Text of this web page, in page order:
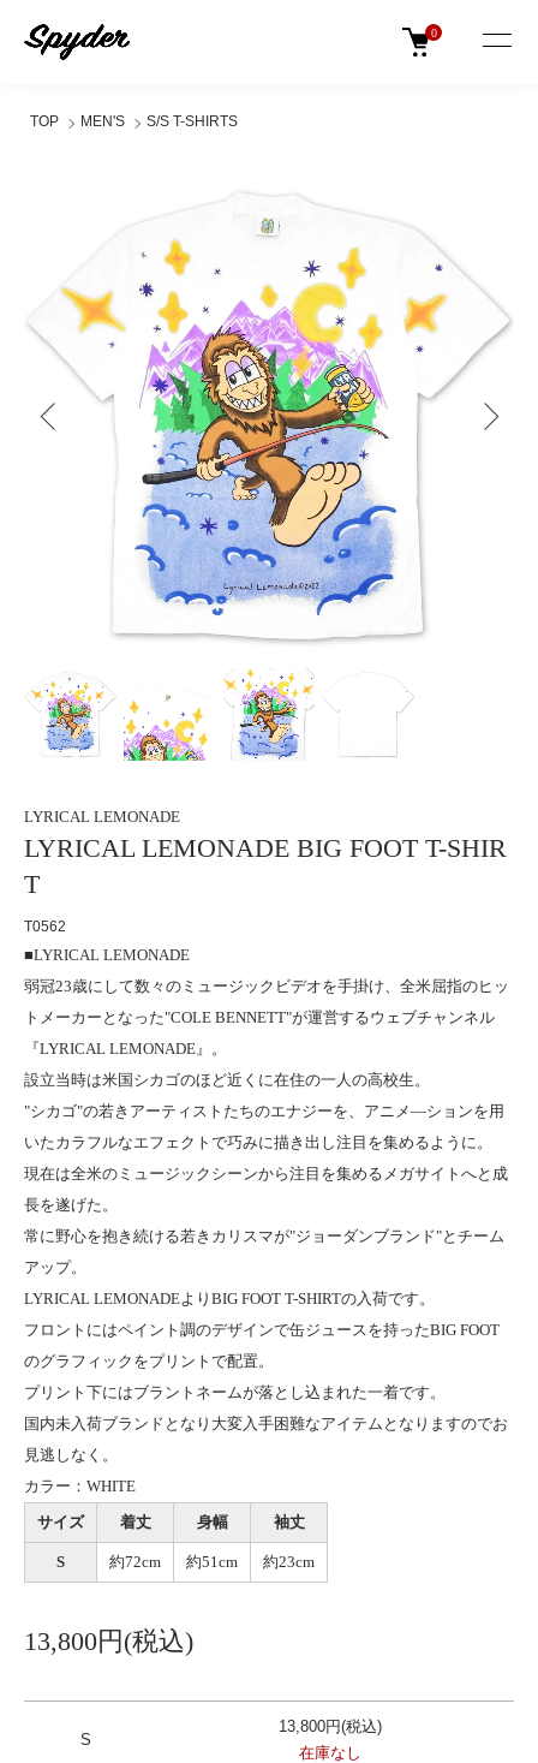
0
TOP MEN'S S/S T-SHIRTS
LYRICAL LEMONADE
LYRICAL LEMONADE BIG FOOT T-SHIR
T
T0562
■LYRICAL LEMONADE
弱冠23歳にして数々のミュージックビデオを手掛け、全米屈指のヒッ
トメーカーとなった"COLE BENNETT"が運営するウェブチャンネル
『LYRICAL LEMONADE』。
設立当時は米国シカゴのほど近くに在住の一人の高校生。
"シカゴ"の若きアーティストたちのエナジーを、アニメ―ションを用
いたカラフルなエフェクトで巧みに描き出し注目を集めるように。
現在は全米のミュージックシーンから注目を集めるメガサイトへと成
長を遂げた。
常に野心を抱き続ける若きカリスマが"ジョーダンブランド"とチーム
アップ。
LYRICAL LEMONADEよりBIG FOOT T-SHIRTの入荷です。
フロントにはペイント調のデザインで缶ジュースを持ったBIG FOOT
のグラフィックをプリントで配置。
プリント下にはブラントネームが落とし込まれた一着です。
国内未入荷ブランドとなり大変入手困難なアイテムとなりますのでお
見逃しなく。
カラー：WHITE
サイズ
着丈 身幅 袖丈
S 約72cm 約51cm 約23cm
13,800円(税込)
S
13,800円(税込)
在庫なし